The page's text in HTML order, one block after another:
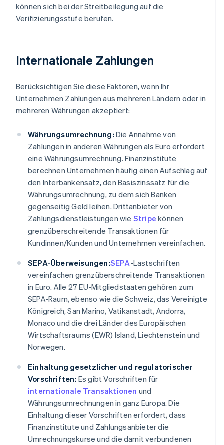
können sich bei der Streitbeilegung auf die
Verifizierungsstufe berufen.
Internationale Zahlungen
Berücksichtigen Sie diese Faktoren, wenn Ihr
Unternehmen Zahlungen aus mehreren Ländern oder in
mehreren Währungen akzeptiert:
Währungsumrechnung: Die Annahme von
Zahlungen in anderen Währungen als Euro erfordert
eine Währungsumrechnung. Finanzinstitute
berechnen Unternehmen häufig einen Aufschlag auf
den Interbankensatz, den Basiszinssatz für die
Währungsumrechnung, zu dem sich Banken
gegenseitig Geld leihen. Drittanbieter von
Zahlungsdienstleistungen wie Stripe können
grenzüberschreitende Transaktionen für
Kundinnen/Kunden und Unternehmen vereinfachen.
SEPA-Überweisungen:SEPA-Lastschriften
vereinfachen grenzüberschreitende Transaktionen
in Euro. Alle 27 EU-Mitgliedstaaten gehören zum
SEPA-Raum, ebenso wie die Schweiz, das Vereinigte
Königreich, San Marino, Vatikanstadt, Andorra,
Monaco und die drei Länder des Europäischen
Wirtschaftsraums (EWR) Island, Liechtenstein und
Norwegen.
Einhaltung gesetzlicher und regulatorischer
Vorschriften: Es gibt Vorschriften für
internationale Transaktionen und
Währungsumrechnungen in ganz Europa. Die
Einhaltung dieser Vorschriften erfordert, dass
Finanzinstitute und Zahlungsanbieter die
Umrechnungskurse und die damit verbundenen